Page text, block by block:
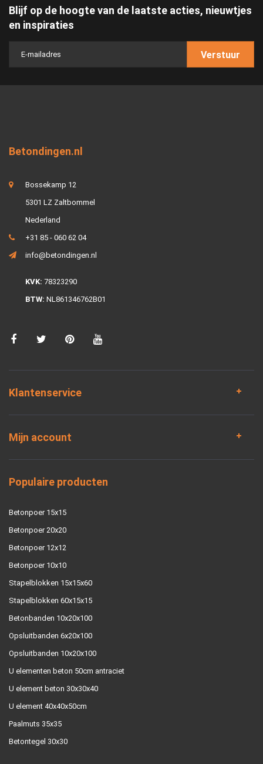
Blijf op de hoogte van de laatste acties, nieuwtjes
en inspiraties
Verstuur
Betondingen.nl
Bossekamp 12
5301 LZ Zaltbommel
Nederland
+31 85 - 060 62 04
info@betondingen.nl
KVK: 78323290
BTW: NL861346762B01
Klantenservice
Mijn account
Populaire producten
Betonpoer 15x15
Betonpoer 20x20
Betonpoer 12x12
Betonpoer 10x10
Stapelblokken 15x15x60
Stapelblokken 60x15x15
Betonbanden 10x20x100
Opsluitbanden 6x20x100
Opsluitbanden 10x20x100
U elementen beton 50cm antraciet
U element beton 30x30x40
U element 40x40x50cm
Paalmuts 35x35
Betontegel 30x30